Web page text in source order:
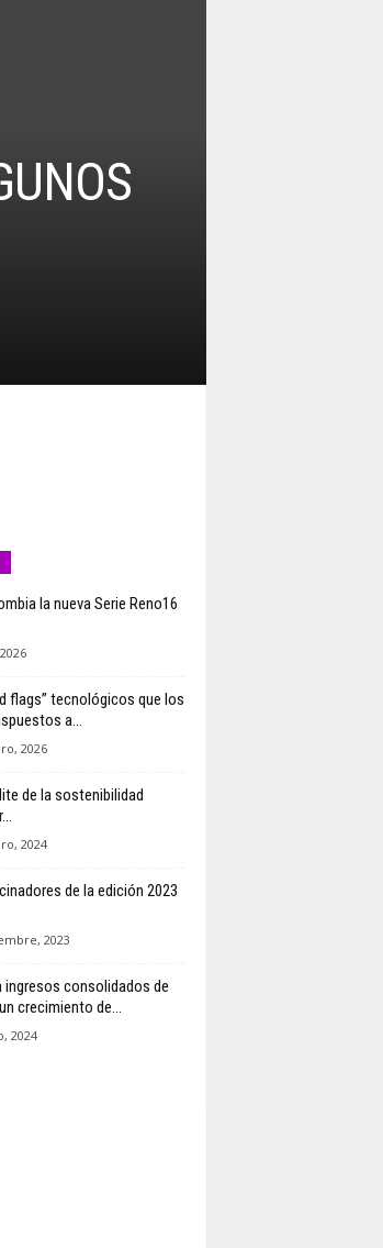
la nueva Serie Reno16
flags” tecnológicos que los
a...
2026
de la sostenibilidad
2024
de la edición 2023
2023
ingresos consolidados de
crecimiento de...
2024